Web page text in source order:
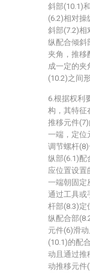
斜部(10.1)
(6.2)相对操
斜部(7.2)相
纵配合倾斜
夹角，推移
成一定的夹
(10.2)之间
6.根据权利
构，其特征
推移元件
一端，定位
调节螺杆
纵部(6.1)配
应位置设置
一端朝固定
通过工具或
杆部(8.3)定
纵配合部
元件(6)滑
(10.1)的配
动且通过推
动推移元件